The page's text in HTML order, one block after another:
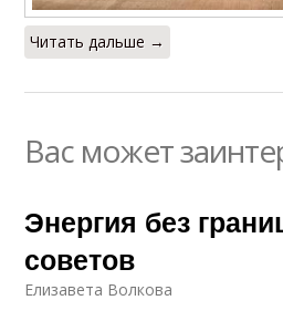
Читать дальше →
Вас может
Энергия без
советов
Елизавета Волкова